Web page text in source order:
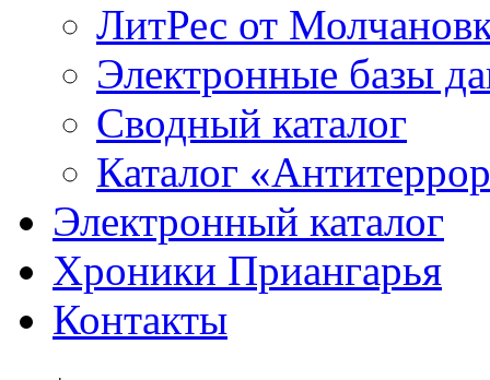
ЛитРес от
Электронные базы
Сводный каталог
Каталог
Электронный каталог
Хроники Приангарья
Контакты